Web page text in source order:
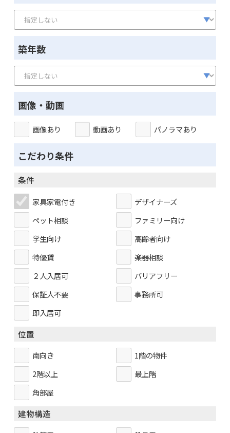
築年数
画像・動画
画像あり 動画あり パノラマあり
こだわり条件
条件
家具家電付き
デザイナーズ
ペット相談
ファミリー向け
学生向け
高齢者向け
特優賃
楽器相談
２人入居可
バリアフリー
保証人不要
事務所可
即入居可
位置
南向き
1階の物件
2階以上
最上階
角部屋
建物構造